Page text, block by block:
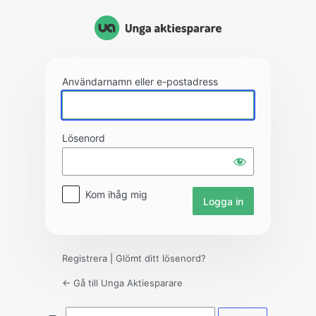
Användarnamn eller e-postadress
Lösenord
Kom ihåg mig
Registrera Glömt ditt lösenord?
← Gå till Unga Aktiesparare